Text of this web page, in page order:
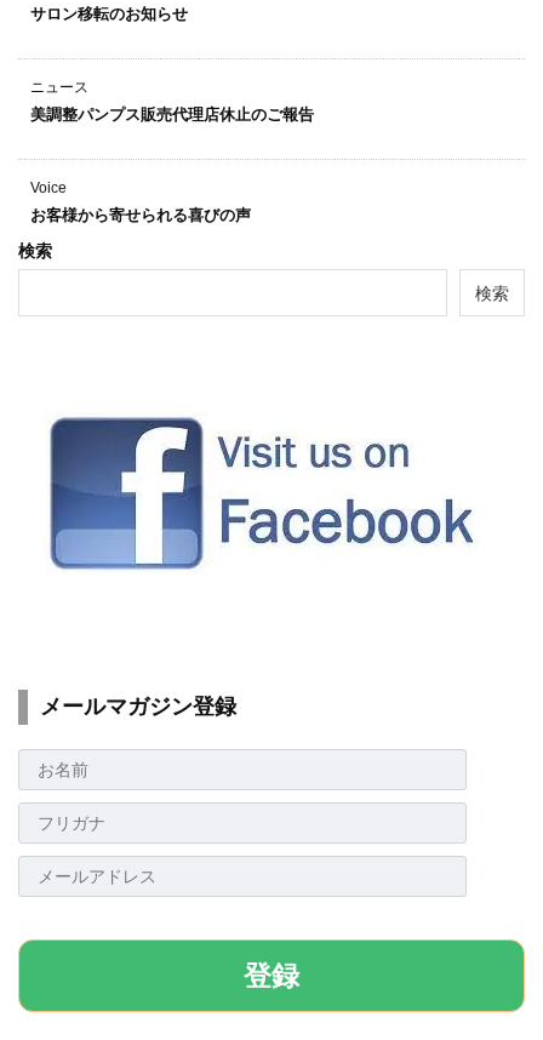
サロン移転のお知らせ
ニュース
美調整パンプス販売代理店休止のご報告
Voice
お客様から寄せられる喜びの声
検索
検索
メールマガジン登録